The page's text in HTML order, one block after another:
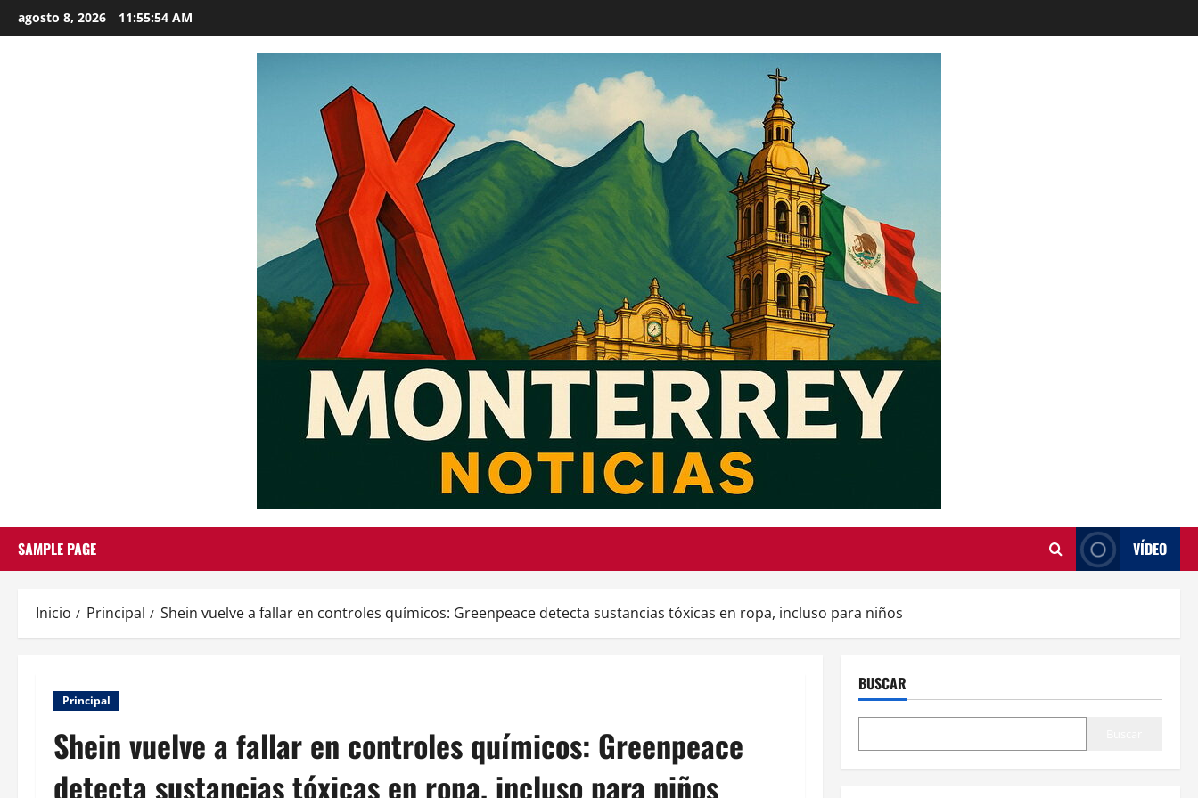
al
agosto 8, 2026 11:55:56 AM
SAMPLE PAGE VÍDEO
Inicio Principal Shein vuelve a fallar en controles químicos: Greenpeace detecta sustancias tóxicas en ropa, incluso para niños
Principal
Shein vuelve a fallar en controles químicos: Greenpeace
detecta sustancias tóxicas en ropa, incluso para niños
BUSCAR